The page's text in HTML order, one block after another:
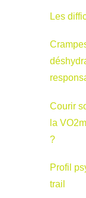
Les
Courir
la
?
Profil
trail